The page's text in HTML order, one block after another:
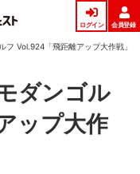
ログイン 会員登録
フ Vol.924「飛距離アップ大作戦」
ダンゴル
ップ大作